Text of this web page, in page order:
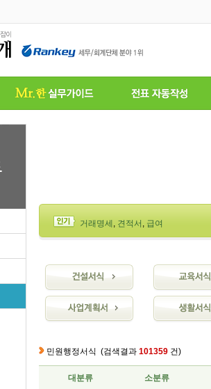
거래명세 , 견적서 , 급여
민원행정서식 (검색결과 101359 건)
대분류 소분류